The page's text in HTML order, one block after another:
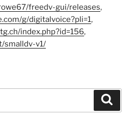
freedv-gui/releases,
g/digitalvoice?pli=1,
index.php?id=156,
smalldv-v1/